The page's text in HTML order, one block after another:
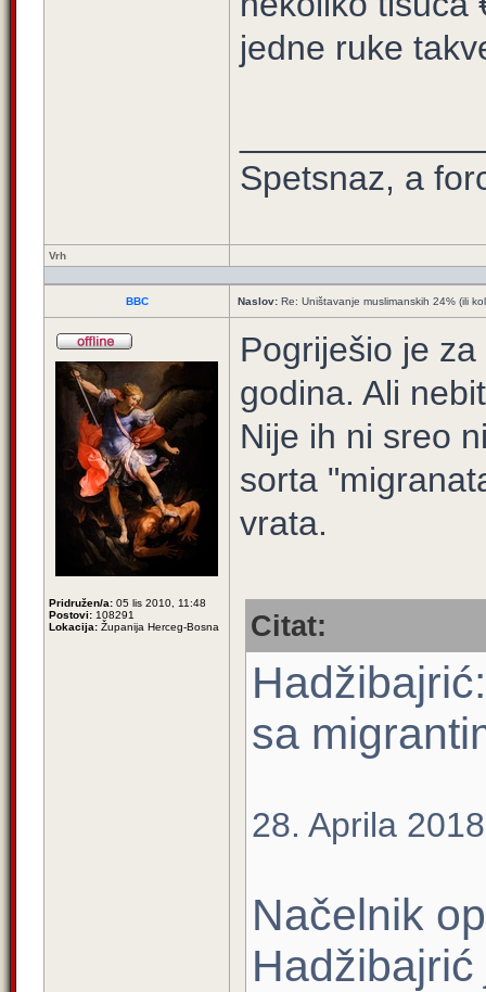
jedne ruke
Spetsnaz, a
Vrh
BBC Naslov: Re: Uništavanje muslimanskih 24% (ili
Pridružen/a: 05 lis 2010, 11:48
Postovi: 108291
Lokacija: Županija Herceg-Bosna
Pogriješio je
godina. Ali
Nije ih ni sreo
sorta
vrata.
Citat:
sa
28. Aprila
Načelnik
Hadžibajrić